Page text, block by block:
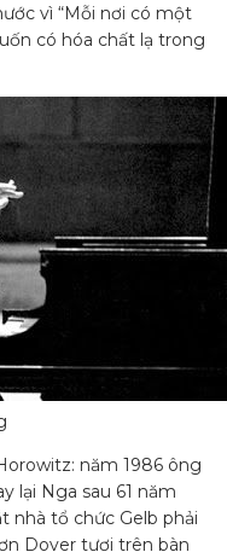
vì “Mỗi nơi có một
có hóa chất lạ trong
năm 1986 ông
lại Nga sau 61 năm
nhà tổ chức Gelb phải
Dover tươi trên bàn